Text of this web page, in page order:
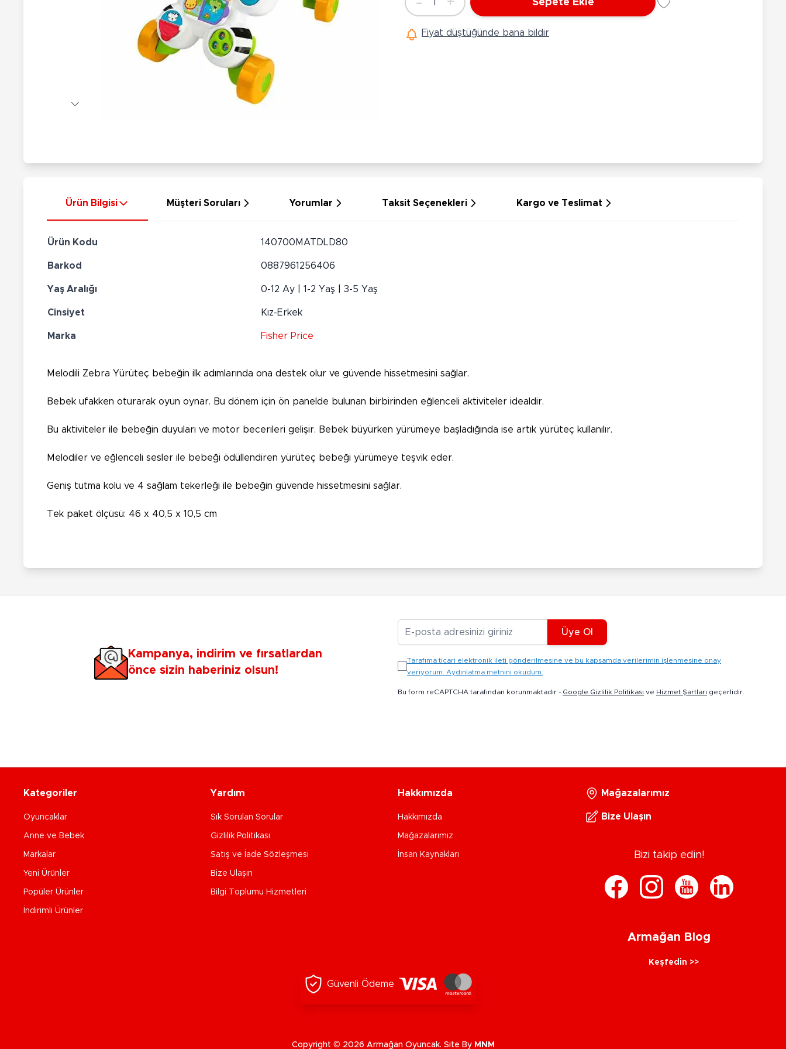
Nerf
Silahlar
Silah Setleri
Kılıç Setleri
Hobi Oyuncakları
Puzzlelar
Çeşitli Eğlence Oyuncakları
Bebek Araç Gereçleri
Ürünleri
Akülü Araçlar
Bin Git Araçlar
Çeşitli Peluşlar
Adet
1 Sepete Ekle
Fiyat düştüğünde bana bildir
Ürün Bilgisi Müşteri Soruları Yorumlar Taksit Seçenekleri Kargo ve Teslimat
Ürün Kodu 140700MATDLD80
Barkod 0887961256406
Yaş Aralığı 0-12 Ay | 1-2 Yaş | 3-5 Yaş
Cinsiyet Kız-Erkek
Marka Fisher Price
Melodili Zebra Yürüteç bebeğin ilk adımlarında ona destek olur ve güvende hissetmesini sağlar.
Bebek ufakken oturarak oyun oynar. Bu dönem için ön panelde bulunan birbirinden eğlenceli aktiviteler idealdir.
Bu aktiviteler ile bebeğin duyuları ve motor becerileri gelişir. Bebek büyürken yürümeye başladığında ise artık yürüteç kullanılır.
Melodiler ve eğlenceli sesler ile bebeği ödüllendiren yürüteç bebeği yürümeye teşvik eder.
Geniş tutma kolu ve 4 sağlam tekerleği ile bebeğin güvende hissetmesini sağlar.
Tek paket ölçüsü: 46 x 40,5 x 10,5 cm
Kampanya, indirim ve fırsatlardan
önce sizin haberiniz olsun!
Üye Ol
Tarafıma ticari elektronik ileti gönderilmesine ve bu kapsamda verilerimin işlenmesine onay
veriyorum. Aydınlatma metnini okudum.
Bu form reCAPTCHA tarafından korunmaktadır - Google Gizlilik Politikası ve Hizmet Şartları geçerlidir.
Kategoriler
Oyuncaklar
Anne ve Bebek
Markalar
Yeni Ürünler
Popüler Ürünler
İndirimli Ürünler
Yardım
Sık Sorulan Sorular
Gizlilik Politikası
Satış ve İade Sözleşmesi
Bize Ulaşın
Bilgi Toplumu Hizmetleri
Hakkımızda
Hakkımızda
Mağazalarımız
İnsan Kaynakları
Mağazalarımız
Bize Ulaşın
Bizi takip edin!
Armağan Blog
Keşfedin >>
Güvenli Ödeme
Copyright © 2026 Armağan Oyuncak. Site By MNM